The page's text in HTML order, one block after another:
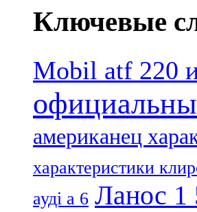
Ключевые
Mobil atf 220
американец
характеристики
ауді а 6 Ланос 1